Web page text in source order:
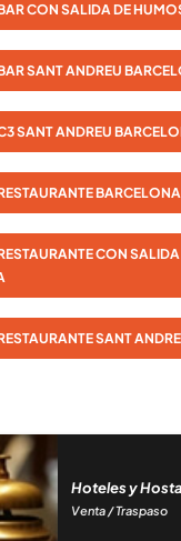
CON SALIDA DE
SANT ANDREU
SANT ANDREU
BARCELONA
CON
SANT
Hoteles y
Venta / Traspaso